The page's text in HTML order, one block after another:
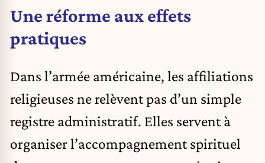
Une réforme aux effets
pratiques
Dans l’armée américaine, les affiliations
religieuses ne relèvent pas d’un simple
registre administratif. Elles servent à
organiser l’accompagnement spirituel